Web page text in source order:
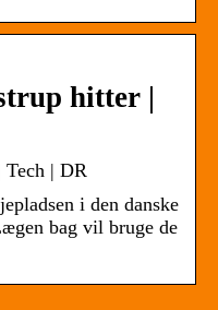
hitter |
| DR
i den danske
bag vil bruge de